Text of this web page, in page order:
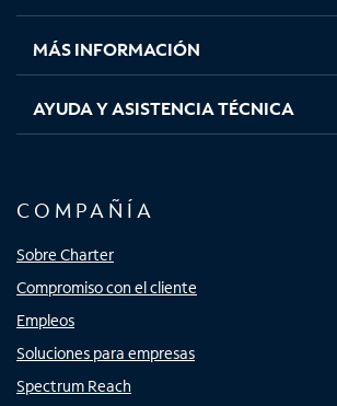
nuevanuevanuevanueva
MÁS INFORMACIÓN
AYUDA Y ASISTENCIA TÉCNICA
COMPAÑÍA
Sobre Charter
Compromiso con el cliente
Empleos
Soluciones para empresas
Spectrum Reach